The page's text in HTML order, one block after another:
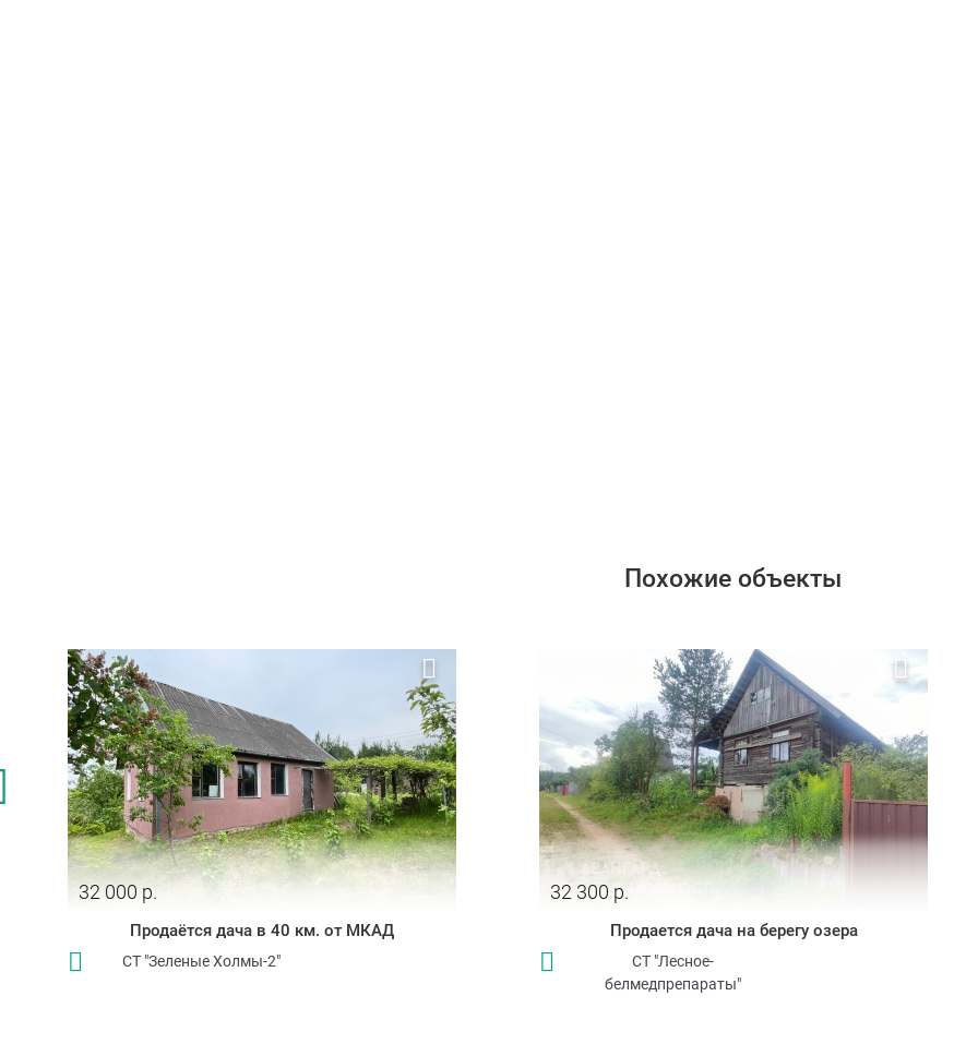
Похожие объекты
32 000 р.
Продаётся дача в 40 км. от МКАД
СТ "Зеленые Холмы-2"
32 300 р.
Продается дача на берегу озера
СТ "Лесное-
белмедпрепараты"